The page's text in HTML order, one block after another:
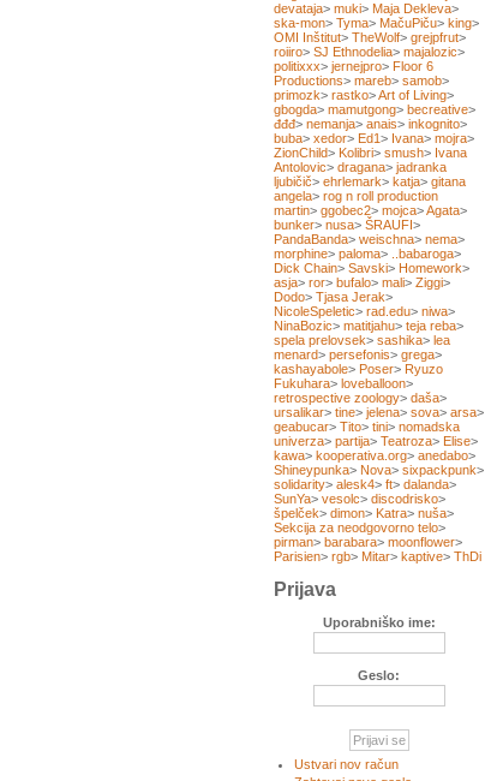
devataja> muki> Maja Dekleva>
ska-mon> Tyma> MačuPiču> king>
OMI Inštitut> TheWolf> grejpfrut>
roiiro> SJ Ethnodelia> majalozic>
politixxx> jernejpro> Floor 6
Productions> mareb> samob>
primozk> rastko>Art of Living>
gbogda> mamutgong> becreative>
đđđ> nemanja> anais> inkognito>
buba> xedor> Ed1> Ivana> mojra>
ZionChild> Kolibri> smush> Ivana
Antolovic> dragana> jadranka
ljubičič> ehrlemark> katja> gitana
angela> rog n roll production
martin> ggobec2> mojca>Agata>
bunker> nusa> ŠRAUFI>
PandaBanda> weischna> nema>
morphine> paloma> ..babaroga>
Dick Chain> Savski> Homework>
asja> ror> bufalo> mali> Ziggi>
Dodo> Tjasa Jerak>
NicoleSpeletic> rad.edu> niwa>
NinaBozic> matitjahu> teja reba>
spela prelovsek> sashika> lea
menard> persefonis> grega>
kashayabole> Poser> Ryuzo
Fukuhara> loveballoon>
retrospective zoology> daša>
ursalikar> tine> jelena> sova> arsa>
geabucar> Tito> tini> nomadska
univerza> partija> Teatroza> Elise>
kawa> kooperativa.org> anedabo>
Shineypunka> Nova> sixpackpunk>
solidarity> alesk4> ft> dalanda>
SunYa> vesolc> discodrisko>
špelček> dimon> Katra> nuša>
Sekcija za neodgovorno telo>
pirman> barabara> moonflower>
Parisien> rgb> Mitar> kaptive> ThDi
Prijava
Uporabniško ime:
Geslo:
Ustvari nov račun